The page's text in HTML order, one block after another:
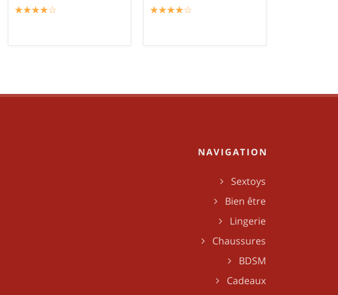
☆☆☆☆☆
★★★★★ ☆☆☆☆☆
★★★★★
NAVIGATION
Sextoys
Bien être
Lingerie
Chaussures
BDSM
Cadeaux